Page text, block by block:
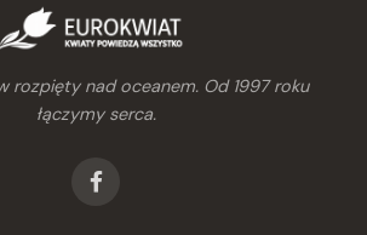
rozpięty nad oceanem. Od 1997 roku
łączymy serca.